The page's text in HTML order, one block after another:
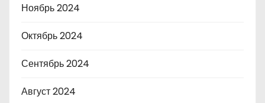
Ноябрь 2024
Октябрь 2024
Сентябрь 2024
Август 2024